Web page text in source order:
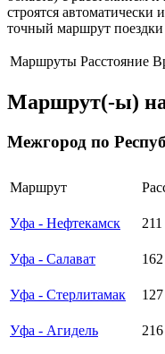
строятся автоматически
точный маршрут поездки
Маршруты Расстояние
Маршрут(-ы) на
Межгород по
Маршрут
Уфа - Нефтекамск
Уфа - Салават
Уфа - Стерлитамак
Уфа - Агидель